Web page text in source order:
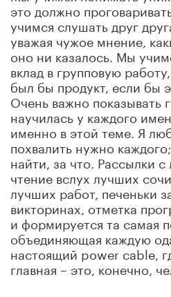
это должно
учимся слушать друг
уважая чужое мнение,
оно ни казалось. Мы
вклад в групповую
был бы продукт, если бы
Очень важно показывать
научилась у каждого
именно в этой теме. Я
похвалить нужно
найти, за что. Рассылки
чтение вслух лучших
лучших работ, печеньки
викторинах, отметка
и формируется та самая
объединяющая каждую
настоящий power cable,
главная – это, конечно,